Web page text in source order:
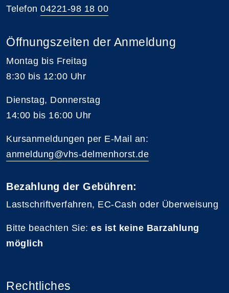
Telefon 04221-98 18 00
Öffnungszeiten der Anmeldung
Montag bis Freitag
8:30 bis 12:00 Uhr
Dienstag, Donnerstag
14:00 bis 16:00 Uhr
Kursanmeldungen per E-Mail an:
anmeldung@vhs-delmenhorst.de
Bezahlung der Gebühren:
Lastschriftverfahren, EC-Cash oder Überweisung
Bitte beachten Sie: es ist keine Barzahlung
möglich
Rechtliches